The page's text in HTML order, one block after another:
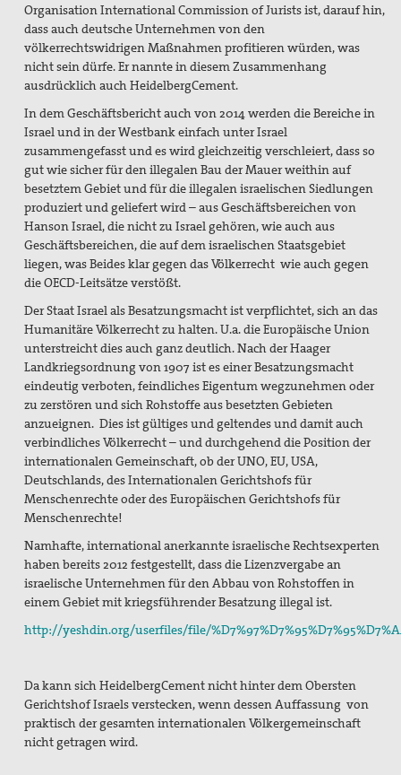
Organisation International Commission of Jurists ist, darauf hin,
dass auch deutsche Unternehmen von den
völkerrechtswidrigen Maßnahmen profitieren würden, was
nicht sein dürfe. Er nannte in diesem Zusammenhang
ausdrücklich auch HeidelbergCement.
In dem Geschäftsbericht auch von 2014 werden die Bereiche in
Israel und in der Westbank einfach unter Israel
zusammengefasst und es wird gleichzeitig verschleiert, dass so
gut wie sicher für den illegalen Bau der Mauer weithin auf
besetztem Gebiet und für die illegalen israelischen Siedlungen
produziert und geliefert wird – aus Geschäftsbereichen von
Hanson Israel, die nicht zu Israel gehören, wie auch aus
Geschäftsbereichen, die auf dem israelischen Staatsgebiet
liegen, was Beides klar gegen das Völkerrecht wie auch gegen
die OECD-Leitsätze verstößt.
Der Staat Israel als Besatzungsmacht ist verpflichtet, sich an das
Humanitäre Völkerrecht zu halten. U.a. die Europäische Union
unterstreicht dies auch ganz deutlich. Nach der Haager
Landkriegsordnung von 1907 ist es einer Besatzungsmacht
eindeutig verboten, feindliches Eigentum wegzunehmen oder
zu zerstören und sich Rohstoffe aus besetzten Gebieten
anzueignen. Dies ist gültiges und geltendes und damit auch
verbindliches Völkerrecht – und durchgehend die Position der
internationalen Gemeinschaft, ob der UNO, EU, USA,
Deutschlands, des Internationalen Gerichtshofs für
Menschenrechte oder des Europäischen Gerichtshofs für
Menschenrechte!
Namhafte, international anerkannte israelische Rechtsexperten
haben bereits 2012 festgestellt, dass die Lizenzvergabe an
israelische Unternehmen für den Abbau von Rohstoffen in
einem Gebiet mit kriegsführender Besatzung illegal ist.
http://yeshdin.org/userfiles/file/
Da kann sich HeidelbergCement nicht hinter dem Obersten
Gerichtshof Israels verstecken, wenn dessen Auffassung von
praktisch der gesamten internationalen Völkergemeinschaft
nicht getragen wird.